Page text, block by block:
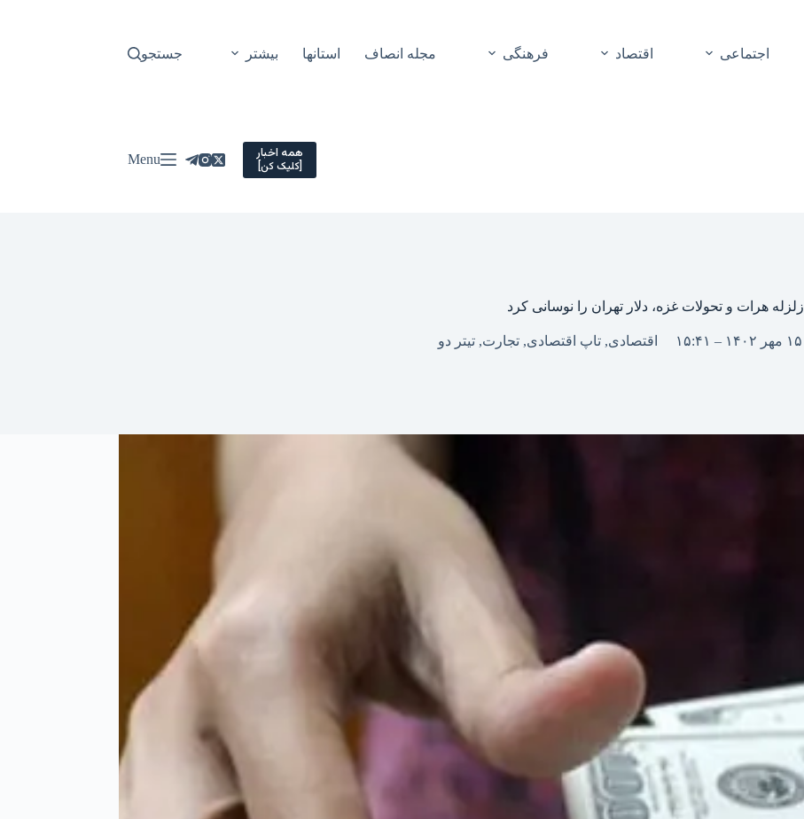
اجتماعی اقتصاد فرهنگی مجله انصاف استانها بیشتر جستجو
همه اخبار
[کلیک کن] Menu
زلزله هرات و تحولات غزه، دلار تهران را نوسانی کرد
اقتصادی,تاپ اقتصادی,تجارت,تیتر دو